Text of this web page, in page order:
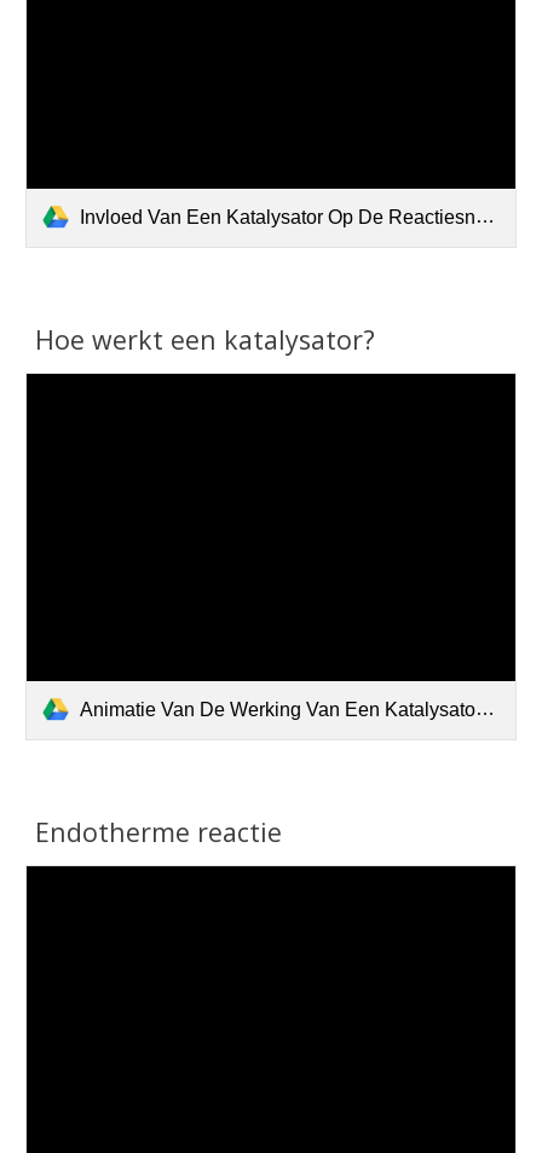
Invloed Van Een Katalysator Op De Reactiesnelheid-4.m4v
Hoe werkt een katalysator?
Animatie Van De Werking Van Een Katalysator-1.m4v
Endotherme reactie